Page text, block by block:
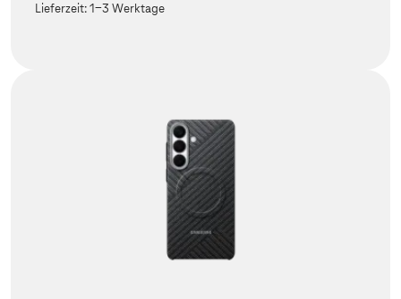
Lieferzeit:1-3 Werktage